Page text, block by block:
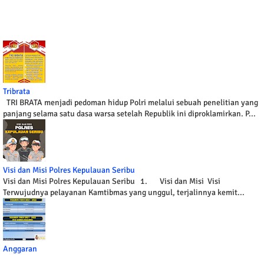
Tribrata
TRI BRATA menjadi pedoman hidup Polri melalui sebuah penelitian yang
panjang selama satu dasa warsa setelah Republik ini diproklamirkan. P...
Visi dan Misi Polres Kepulauan Seribu
Visi dan Misi Polres Kepulauan Seribu 1. Visi dan Misi Visi
Terwujudnya pelayanan Kamtibmas yang unggul, terjalinnya kemit...
Anggaran